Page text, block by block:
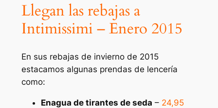
Llegan las rebajas a
Intimissimi – Enero 2015
En sus rebajas de invierno de 2015
estacamos algunas prendas de lencería
como:
Enagua de tirantes de seda – 24,95